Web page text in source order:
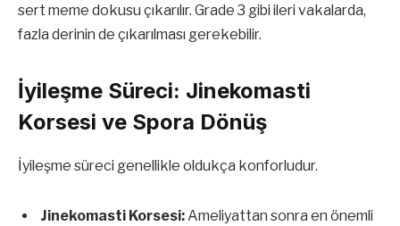
sert meme dokusu çıkarılır. Grade 3 gibi ileri vakalarda,
fazla derinin de çıkarılması gerekebilir.
İyileşme Süreci: Jinekomasti
Korsesi ve Spora Dönüş
İyileşme süreci genellikle oldukça konforludur.
Jinekomasti Korsesi:Ameliyattan sonra en önemli